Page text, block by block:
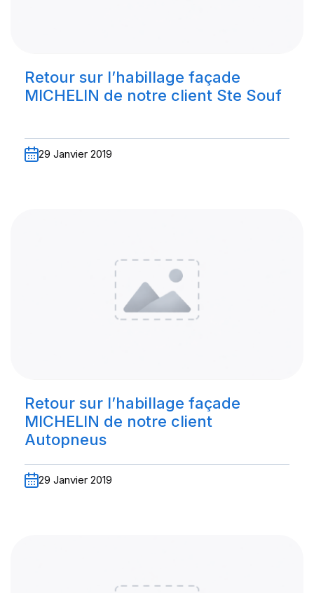
Retour sur l’habillage façade
MICHELIN de notre client Ste Souf
29 Janvier 2019
Retour sur l’habillage façade
MICHELIN de notre client
Autopneus
29 Janvier 2019